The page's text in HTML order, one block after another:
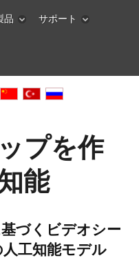
品 サポート
プを作
能
づくビデオシー
工知能モデル